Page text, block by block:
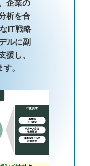
企業の
析を合
IT戦略
ルに副
援し、
。